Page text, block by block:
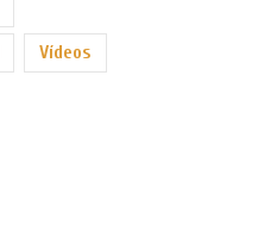
Vídeos